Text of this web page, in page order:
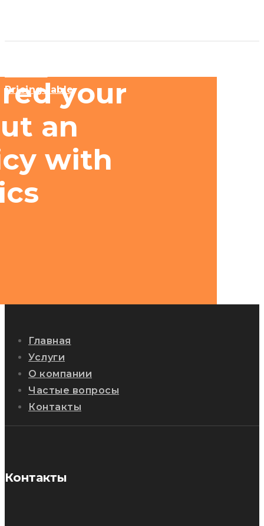
Pricing tableyour
an
with
Главная
Услуги
О компании
Частые вопросы
Контакты
Контакты